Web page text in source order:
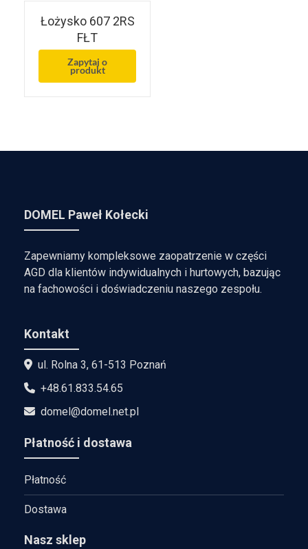
Łożysko 607 2RS
FŁT
Zapytaj o
produkt
DOMEL Paweł Kołecki
Zapewniamy kompleksowe zaopatrzenie w części
AGD dla klientów indywidualnych i hurtowych, bazując
na fachowości i doświadczeniu naszego zespołu.
Kontakt
ul. Rolna 3, 61-513 Poznań
+48.61.833.54.65
domel@domel.net.pl
Płatność i dostawa
Płatność
Dostawa
Nasz sklep